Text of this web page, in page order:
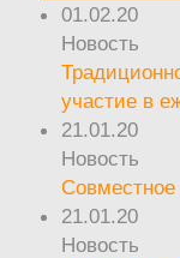
01.02.20
Новость
участие в
21.01.20
Новость
Совместное
21.01.20
Новость